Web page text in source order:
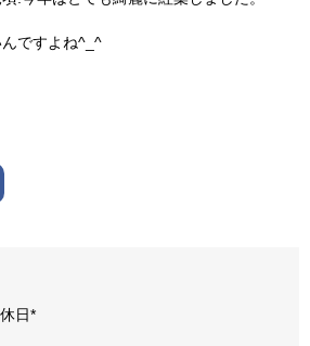
ですよね^_^
日*